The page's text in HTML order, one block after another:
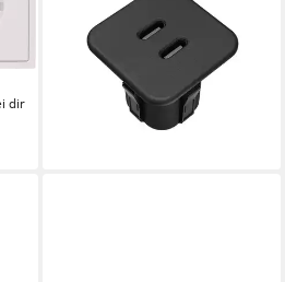
dir
2-Fach für Möbel &
Tischplatten Schwarz o.
Silbergrau
UVP24,99 €